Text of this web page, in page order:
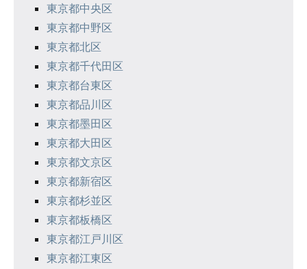
東京都中央区
東京都中野区
東京都北区
東京都千代田区
東京都台東区
東京都品川区
東京都墨田区
東京都大田区
東京都文京区
東京都新宿区
東京都杉並区
東京都板橋区
東京都江戸川区
東京都江東区